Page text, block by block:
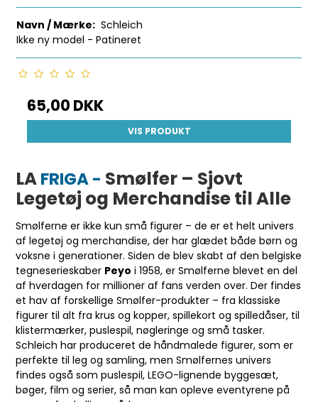
Navn / Mærke: Schleich
Ikke ny model - Patineret
65,00 DKK
VIS PRODUKT
LAFRIGA - Smølfer – Sjovt
Legetøj og Merchandise til Alle
Smølferne er ikke kun små figurer – de er et helt univers
af legetøj og merchandise, der har glædet både børn og
voksne i generationer. Siden de blev skabt af den belgiske
tegneserieskaber Peyo i 1958, er Smølferne blevet en del
af hverdagen for millioner af fans verden over. Der findes
et hav af forskellige Smølfer-produkter – fra klassiske
figurer til alt fra krus og kopper, spillekort og spilledåser, til
klistermærker, puslespil, nøgleringe og små tasker.
Schleich har produceret de håndmalede figurer, som er
perfekte til leg og samling, men Smølfernes univers
findes også som puslespil, LEGO-lignende byggesæt,
bøger, film og serier, så man kan opleve eventyrene på